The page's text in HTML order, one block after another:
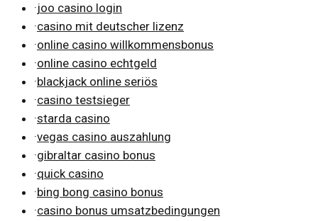
·joo casino login
·casino mit deutscher lizenz
·online casino willkommensbonus
·online casino echtgeld
·blackjack online seriös
·casino testsieger
·starda casino
·vegas casino auszahlung
·gibraltar casino bonus
·quick casino
·bing bong casino bonus
·casino bonus umsatzbedingungen